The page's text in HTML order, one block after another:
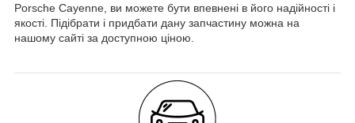
Porsche Cayenne, ви можете бути впевнені в його надійності і
якості. Підібрати і придбати дану запчастину можна на
нашому сайті за доступною ціною.